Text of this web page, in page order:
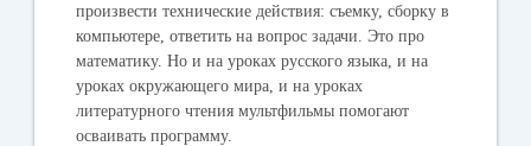
произвести технические действия: съемку, сборку в
компьютере, ответить на вопрос задачи. Это про
математику. Но и на уроках русского языка, и на
уроках окружающего мира, и на уроках
литературного чтения мультфильмы помогают
осваивать программу.